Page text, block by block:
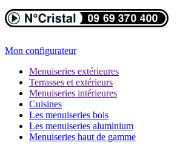
Mon configurateur
Menuiseries extérieures
Terrasses et extérieurs
Menuiseries intérieures
Cuisines
Les menuiseries bois
Les menuiseries aluminium
Menuiseries haut de gamme